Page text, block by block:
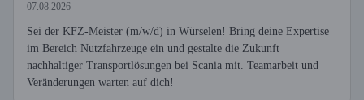
07.08.2026
Sei der KFZ-Meister (m/w/d) in Würselen! Bring deine Expertise
im Bereich Nutzfahrzeuge ein und gestalte die Zukunft
nachhaltiger Transportlösungen bei Scania mit. Teamarbeit und
Veränderungen warten auf dich!